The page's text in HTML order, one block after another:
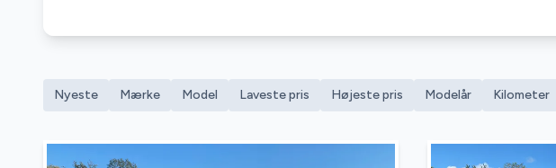
Nyeste Mærke Model Laveste pris Højeste pris Modelår Kilometer